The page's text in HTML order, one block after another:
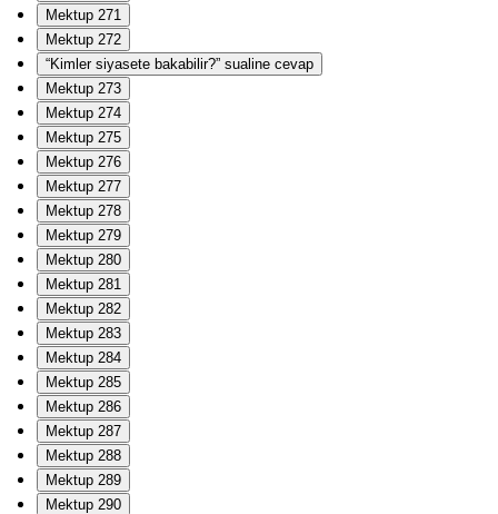
Mektup 271
Mektup 272
“Kimler siyasete bakabilir?” sualine cevap
Mektup 273
Mektup 274
Mektup 275
Mektup 276
Mektup 277
Mektup 278
Mektup 279
Mektup 280
Mektup 281
Mektup 282
Mektup 283
Mektup 284
Mektup 285
Mektup 286
Mektup 287
Mektup 288
Mektup 289
Mektup 290